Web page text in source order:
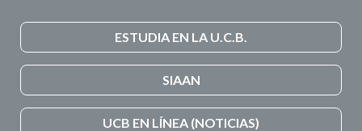
ESTUDIA EN LA U.C.B.
SIAAN
UCB EN LÍNEA (NOTICIAS)